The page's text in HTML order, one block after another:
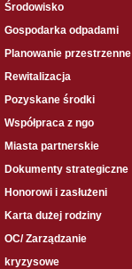
Środowisko
Gospodarka odpadami
Planowanie przestrzenne
Rewitalizacja
Pozyskane środki
Współpraca z ngo
Miasta partnerskie
Dokumenty strategiczne
Honorowi i zasłużeni
Karta dużej rodziny
OC/ Zarządzanie
kryzysowe